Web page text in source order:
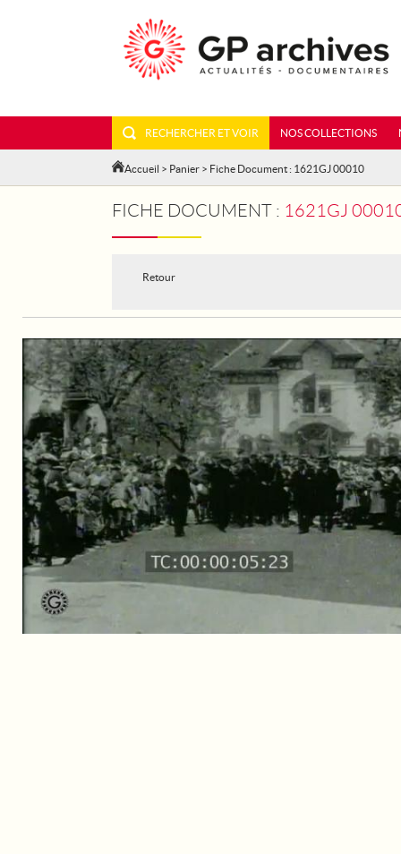
RECHERCHER ET VOIR NOS COLLECTIONS
Accueil > Panier > Fiche Document : 1621GJ 00010
FICHE DOCUMENT : 1621GJ 00010 - SUISSE : A
Retour